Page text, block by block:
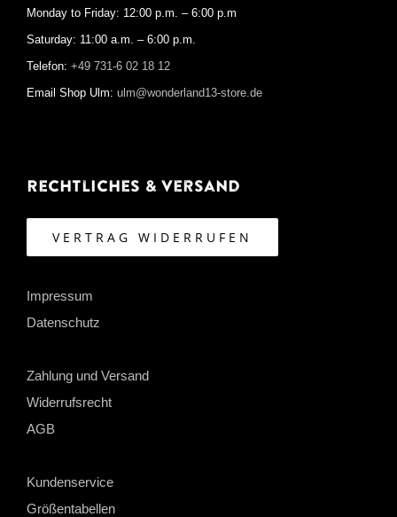
Monday to Friday: 12:00 p.m. – 6:00 p.m
Saturday: 11:00 a.m. – 6:00 p.m.
Telefon: +49 731-6 02 18 12
Email Shop Ulm: ulm@wonderland13-store.de
Rechtliches & Versand
VERTRAG WIDERRUFEN
Impressum
Datenschutz
Zahlung und Versand
Widerrufsrecht
AGB
Kundenservice
Größentabellen